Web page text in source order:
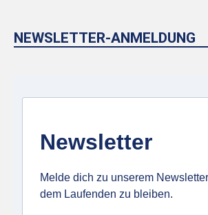
NEWSLETTER-ANMELDUNG
Newsletter
Melde dich zu unserem
dem Laufenden zu bleiben.